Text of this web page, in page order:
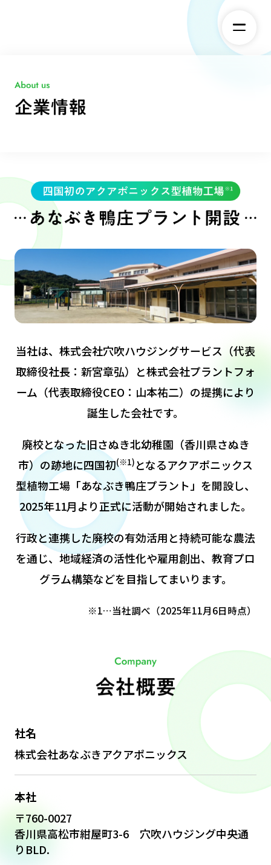
当社は、株式会社穴吹ハウジングサービス（代表
取締役社長：新宮章弘）と株式会社プラントフォ
ーム（代表取締役CEO：山本祐二）の提携により
誕生した会社です。
廃校となった旧さぬき北幼稚園（香川県さぬき
市）の跡地に四国初(※1) となるアクアポニックス
型植物工場「あなぶき鴨庄プラント」を開設し、
2025年11月より正式に活動が開始されました。
行政と連携した廃校の有効活用と持続可能な農法
を通じ、 地域経済の活性化や雇用創出、教育プロ
グラム構築などを目指してまいります。
※1…当社調べ（2025年11月6日時点）
社名
株式会社あなぶきアクアポニックス
本社
〒760-0027
香川県高松市紺屋町3-6 穴吹ハウジング中央通
りBLD.